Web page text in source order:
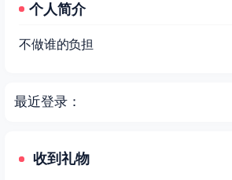
个人简介
不做谁的负担
最近登录：
收到礼物